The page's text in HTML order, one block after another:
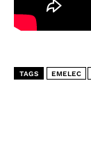
TAGS EMELEC